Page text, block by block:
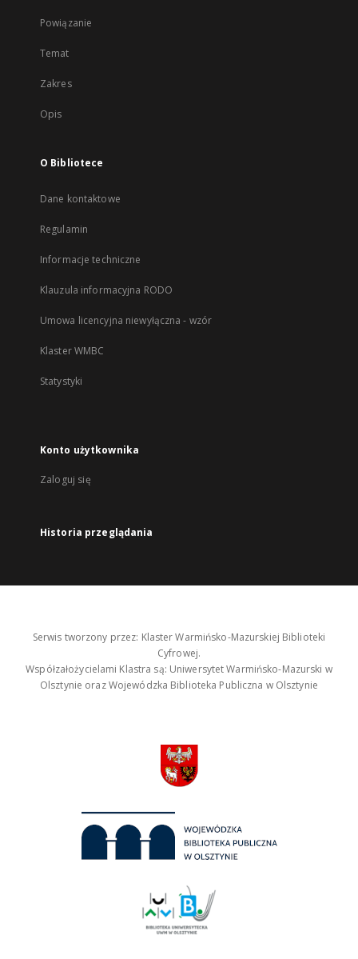
Powiązanie
Temat
Zakres
Opis
O Bibliotece
Dane kontaktowe
Regulamin
Informacje techniczne
Klauzula informacyjna RODO
Umowa licencyjna niewyłączna - wzór
Klaster WMBC
Statystyki
Konto użytkownika
Zaloguj się
Historia przeglądania
Serwis tworzony przez: Klaster Warmińsko-Mazurskiej Biblioteki
Cyfrowej.
Współzałożycielami Klastra są: Uniwersytet Warmińsko-Mazurski w
Olsztynie oraz Wojewódzka Biblioteka Publiczna w Olsztynie